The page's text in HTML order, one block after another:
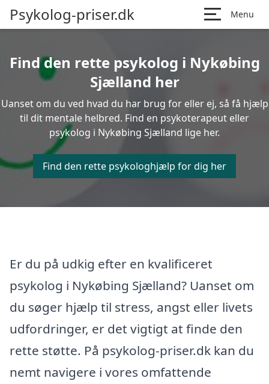
Psykolog-priser.dk Menu
Find den rette psykolog i Nykøbing
Sjælland her
Uanset om du ved hvad du har brug for eller ej, så få hjælp
til dit mentale helbred. Find en psykoterapeut eller
psykolog i Nykøbing Sjælland lige her.
Find den rette psykologhjælp for dig her
Er du på udkig efter en kvalificeret
psykolog i Nykøbing Sjælland? Uanset om
du søger hjælp til stress, angst eller livets
udfordringer, er det vigtigt at finde den
rette støtte. På psykolog-priser.dk kan du
nemt navigere i vores omfattende